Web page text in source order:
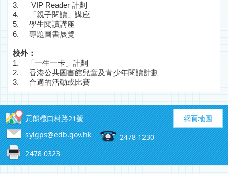
3. VIP Reader 計劃
4.
「親子閱讀」講座
5. 學生閱讀講座
6. 專題圖書展覽
校外：
1.
「一生一卡」計劃
2. 香港公共圖書館兒童及青少年閱讀計劃
3. 合適的活動或比賽
網頁地圖
元朗欖口村路21號
sylgps@edb.gov.hk
2478 1230
2478 0323